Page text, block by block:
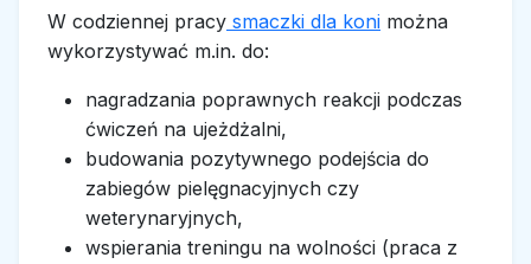
W codziennej pracy smaczki dla koni można
wykorzystywać m.in. do:
nagradzania poprawnych reakcji podczas
ćwiczeń na ujeżdżalni,
budowania pozytywnego podejścia do
zabiegów pielęgnacyjnych czy
weterynaryjnych,
wspierania treningu na wolności (praca z